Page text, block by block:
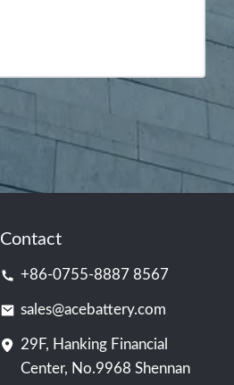
Contact
+86-0755-8887 8567
sales@acebattery.com
29F, Hanking Financial
Center, No.9968 Shennan